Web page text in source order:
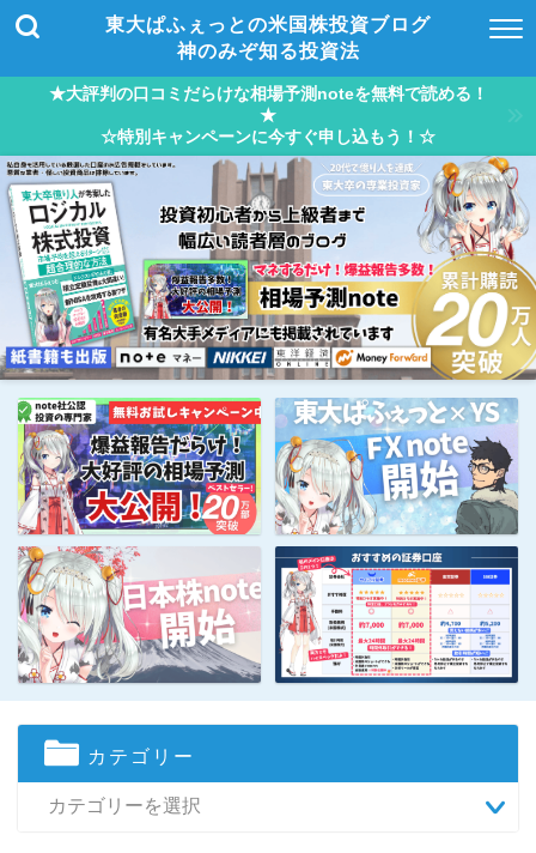
東大ぱふぇっとの米国株投資ブログ
神のみぞ知る投資法
★大評判の口コミだらけな相場予測noteを無料で読める！
★
☆特別キャンペーンに今すぐ申し込もう！☆
カテゴリー